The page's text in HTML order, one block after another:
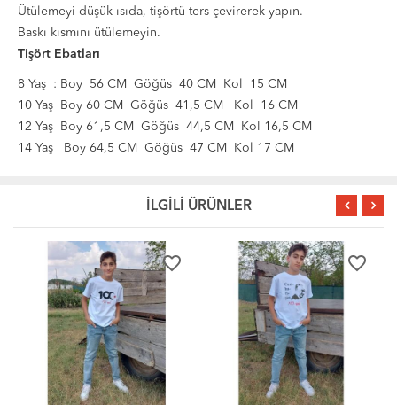
Ütülemeyi düşük ısıda, tişörtü ters çevirerek yapın.
Baskı kısmını ütülemeyin.
Tişört Ebatları
8 Yaş : Boy 56 CM Göğüs 40 CM Kol 15 CM
10 Yaş Boy 60 CM Göğüs 41,5 CM Kol 16 CM
12 Yaş Boy 61,5 CM Göğüs 44,5 CM Kol 16,5 CM
14 Yaş Boy 64,5 CM Göğüs 47 CM Kol 17 CM
İLGİLİ ÜRÜNLER
favorite_border favorite_border